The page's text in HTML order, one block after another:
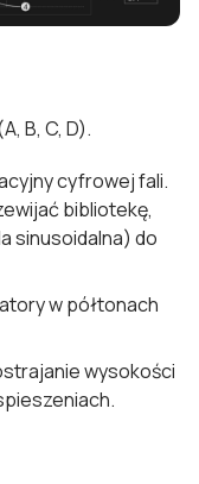
B, C, D).
cyfrowej fali.
bibliotekę,
sinusoidalna) do
w półtonach
wysokości